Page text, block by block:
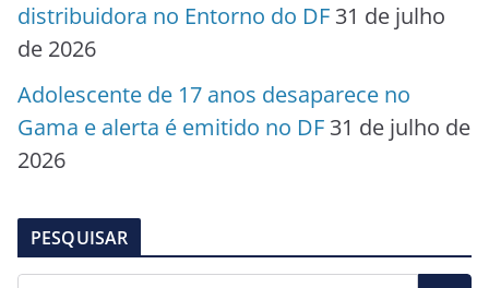
distribuidora no Entorno do DF 31 de julho
de 2026
Adolescente de 17 anos desaparece no
Gama e alerta é emitido no DF 31 de julho de
2026
PESQUISAR